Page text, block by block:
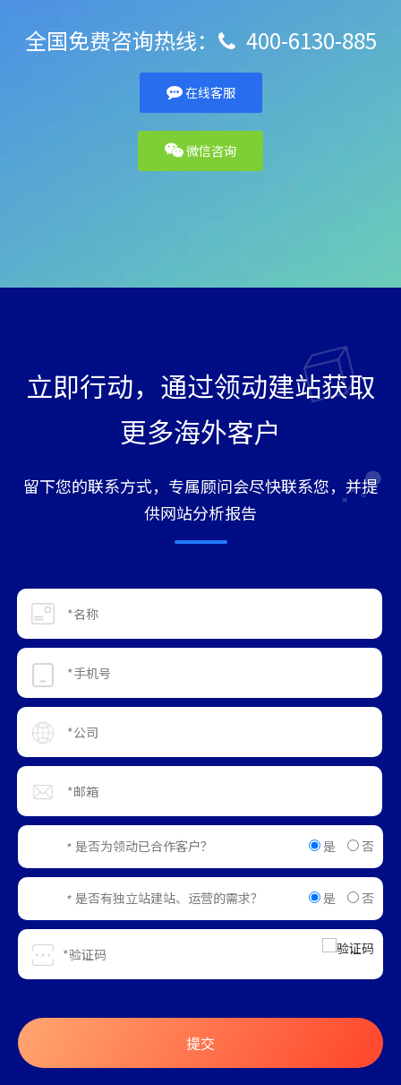
全国免费咨询热线：  400-6130-885
在线客服
微信咨询
立即行动，通过领动建站获取
更多海外客户
留下您的联系方式，专属顾问会尽快联系您，并提
供网站分析报告
* 是否为领动已合作客户？ 是 否
* 是否有独立站建站、运营的需求？ 是 否
提交